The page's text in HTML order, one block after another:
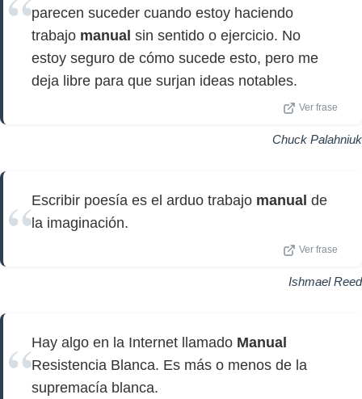
parecen suceder cuando estoy haciendo
trabajo manual sin sentido o ejercicio. No
estoy seguro de cómo sucede esto, pero me
deja libre para que surjan ideas notables.
Ver frase
Chuck Palahniuk
Escribir poesía es el arduo trabajo manual de
la imaginación.
Ver frase
Ishmael Reed
Hay algo en la Internet llamado Manual
Resistencia Blanca. Es más o menos de la
supremacía blanca.